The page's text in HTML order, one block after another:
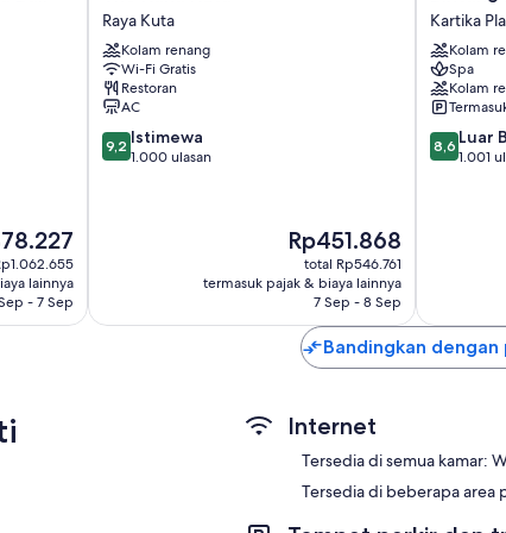
Daur ulang, lampu bohlam
Perlengkapan mandi ramah
Lemari dan ruang baju, balkon,
lainnya
- 7 Sep
Kana
Kuta
Raya
Kuta
Raya Kuta
Kolam renang
Wi-Fi Gratis
Restoran
AC
9.2
dari
9,2 Istimewa
1.000 ulasan
Harga
sekarang
Rp451.868
Rp451.868
total Rp546.761
termasuk pajak & biaya lainnya
7 Sep - 8 Sep
Bali
Resort
Kartika
Plaza
Kartika
Kolam
Spa
Kolam
8.6
dari
8,6 Luar
1.001
Bandingkan
Internet
Tersedia di semua kamar:
Tersedia di beberapa area